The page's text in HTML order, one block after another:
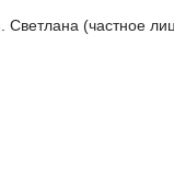
(частное